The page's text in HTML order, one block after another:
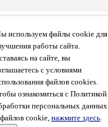
используем файлы cookie для
работы сайта.
на сайте, вы
с условиями
файлов cookies.
ознакомиться с Политикой
персональных данных
cookie, нажмите здесь.